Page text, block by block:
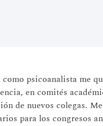
psicoanalista me
en comités
de nuevos colegas.
para los congresos